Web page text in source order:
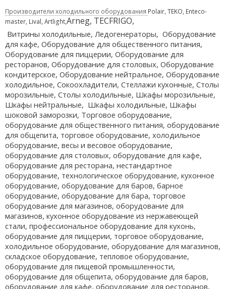
Производители холодильного оборудования Polair, TEKO, Enteco-
master, Lival, Artlight,Arneg, TECFRIGO,
Витрины холодильные, Ледогенераторы, Оборудование
для кафе, Оборудование для общественного питания,
Оборудование для пиццерии, Оборудование для
ресторанов, Оборудование для столовых, Оборудование
кондитерское, Оборудование нейтральное, Оборудование
холодильное, Сокоохладители, Стеллажи кухонные, Столы
морозильные, Столы холодильные, Шкафы морозильные,
Шкафы нейтральные, Шкафы холодильные, Шкафы
шоковой заморозки, Торговое оборудование,
оборудование для общественного питания, оборудование
для общепита, торговое оборудование, холодильное
оборудование, весы и весовое оборудование,
оборудование для столовых, оборудование для кафе,
оборудование для ресторана, нестандартное
оборудование, технологическое оборудование, кухонное
оборудование, оборудование для баров, барное
оборудование, оборудование для бара, торговое
оборудование для магазинов, оборудование для
магазинов, кухонное оборудование из нержавеющей
стали, профессиональное оборудование для кухонь,
оборудование для пиццерии, торговое оборудование,
холодильное оборудование, оборудование для магазинов,
складское оборудование, тепловое оборудование,
оборудование для пищевой промышленности,
оборудование для общепита, оборудование для баров,
оборудование для кафе, оборудование для ресторанов,